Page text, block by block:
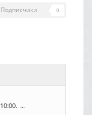
Подписчики 0